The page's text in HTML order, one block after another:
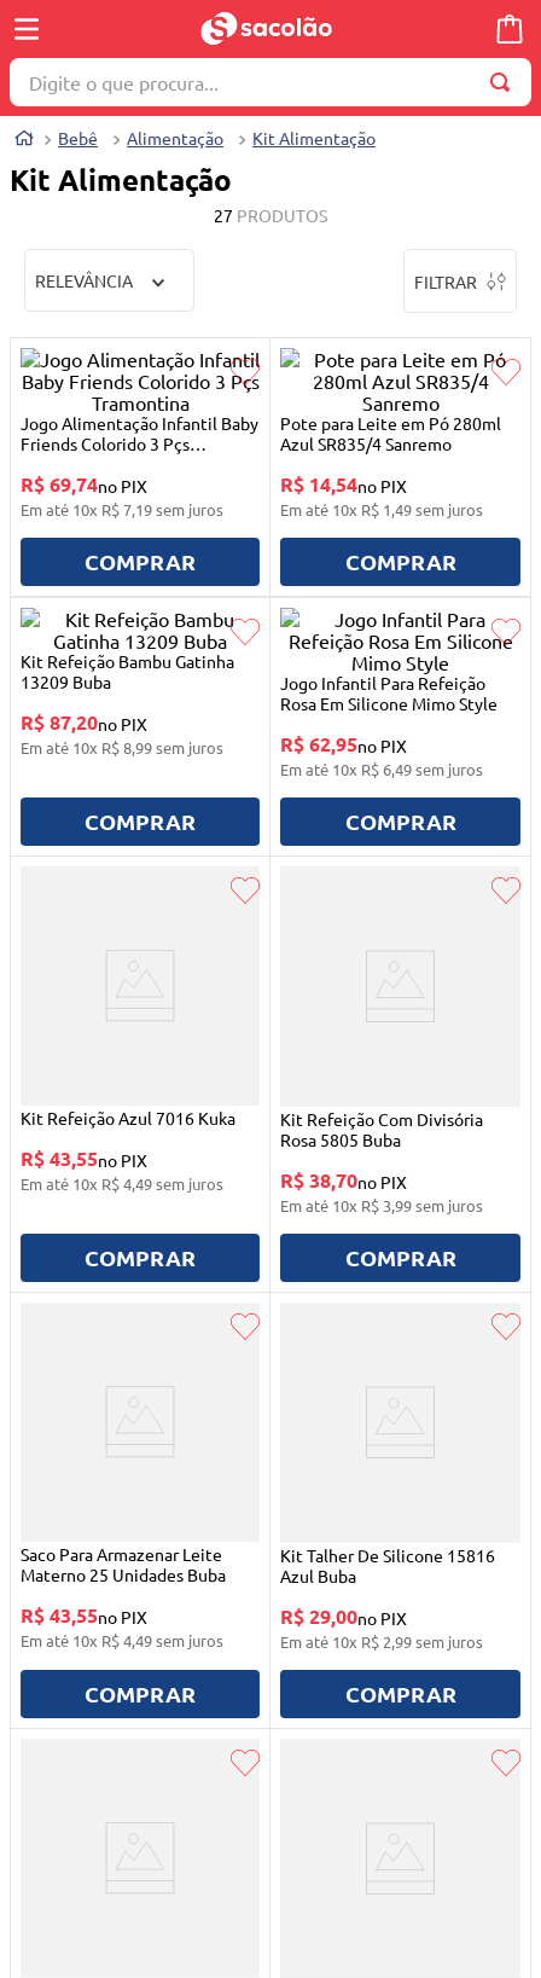
Digite o que procura...
Bebê Alimentação Kit Alimentação
Kit Alimentação
27 PRODUTOS
RELEVÂNCIA FILTRAR
Jogo Alimentação Infantil Baby
Friends Colorido 3 Pçs
R$ 69,74no PIX
Em até 10x R$7,19sem juros
COMPRAR
Pote para Leite em Pó 280ml
Azul SR835/4 Sanremo
R$ 14,54no PIX
Em até 10x R$ 1,49sem juros
COMPRAR
Kit Refeição Bambu Gatinha
13209 Buba
R$ 87,20no PIX
Em até 10x R$8,99sem juros
COMPRAR
Jogo Infantil Para Refeição
Rosa Em Silicone Mimo Style
R$ 62,95no PIX
Em até 10x R$ 6,49sem juros
COMPRAR
Kit Refeição Azul 7016 Kuka
R$ 43,55no PIX
Em até 10x R$4,49sem juros
COMPRAR
Kit Refeição Com Divisória
Rosa 5805 Buba
R$ 38,70no PIX
Em até 10x R$ 3,99sem juros
COMPRAR
Saco Para Armazenar Leite
Materno 25 Unidades Buba
R$ 43,55no PIX
Em até 10x R$4,49sem juros
COMPRAR
Kit Talher De Silicone 15816
Azul Buba
R$ 29,00no PIX
Em até 10x R$ 2,99sem juros
COMPRAR
TERMOS MAIS BUSCADOS
2º
brinquedo
máquina costura
5º
toalha
carrinho reversível
7º
truss
9º
berço